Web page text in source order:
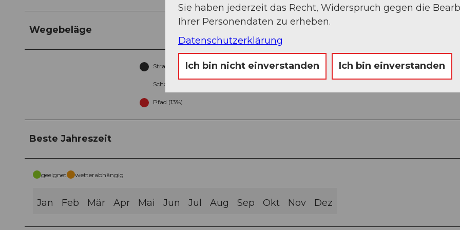
Wegebeläge
Strasse (6%) Asphalt (43%)
Schotter (35%)
Pfad (13%)
Beste Jahreszeit
geeignet wetterabhängig
Jan Feb Mär Apr Mai Jun Jul Aug Sep Okt Nov Dez
Sie haben jederzeit das Recht, Widerspruch gegen die
Ihrer Personendaten zu erheben.
Datenschutzerklärung
Ich bin nicht einverstanden Ich bin einverstanden